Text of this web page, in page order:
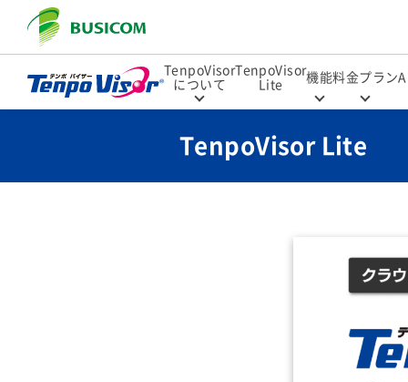
TenpoVisor
について
TenpoVisor
Lite
機能料金プラン
TenpoVisor Lite